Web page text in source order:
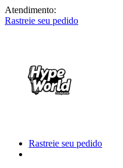
Atendimento:
Rastreie seu pedido
Rastreie seu pedido